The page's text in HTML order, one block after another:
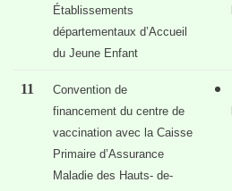
Établissements
départementaux d’Accueil
du Jeune Enfant
11
Convention de
financement du centre de
vaccination avec la Caisse
Primaire d’Assurance
Maladie des Hauts- de-